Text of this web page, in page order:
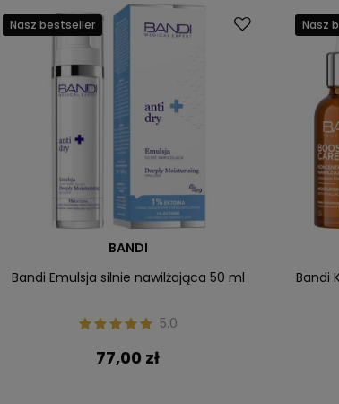
Nasz bestseller
BANDI
Bandi Emulsja silnie nawilżająca 50 ml
5.0
77,00 zł
Nasz
Bandi